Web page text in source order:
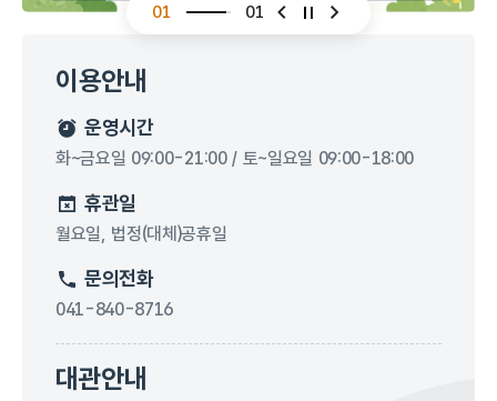
01 01
슬라이드 이전슬라이드 다음
이용안내
운영시간
화~금요일 09:00-21:00 / 토~일요일 09:00-18:00
휴관일
월요일, 법정(대체)공휴일
문의전화
041-840-8716
대관안내